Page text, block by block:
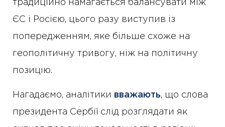
традиційно намагається балансувати між
ЄС і Росією, цього разу виступив із
попередженням, яке більше схоже на
геополітичну тривогу, ніж на політичну
позицію.
Нагадаємо, аналітики вважають, що слова
президента Сербії слід розглядати як